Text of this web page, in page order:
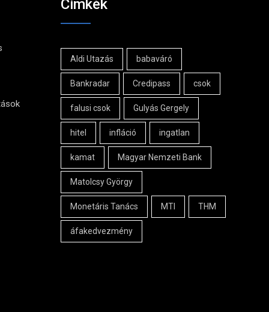
Cimkék
Aldi Utazás babaváró
Bankradar Credipass csok
falusi csok Gulyás Gergely
hitel infláció ingatlan
kamat Magyar Nemzeti Bank
Matolcsy György
Monetáris Tanács MTI THM
áfakedvezmény